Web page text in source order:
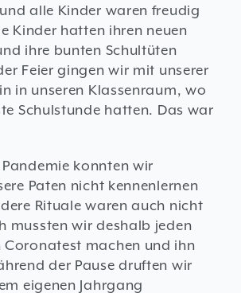
alle Kinder waren freudig
Kinder hatten ihren neuen
ihre bunten Schultüten
Feier gingen wir mit unserer
in unseren Klassenraum, wo
Schulstunde hatten. Das war
konnten wir
Paten nicht kennenlernen
Rituale waren auch nicht
mussten wir deshalb jeden
Coronatest machen und ihn
der Pause druften wir
eigenen Jahrgang